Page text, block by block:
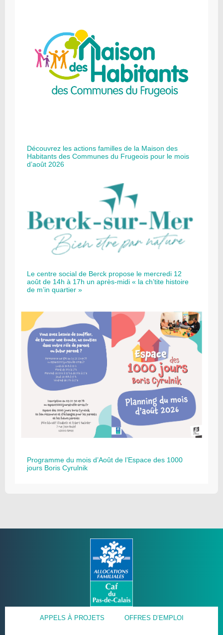
Découvrez les actions familles de la Maison des
Habitants des Communes du Frugeois pour le mois
d’août 2026
Le centre social de Berck propose le mercredi 12
août de 14h à 17h un après-midi « la ch’tite histoire
de m’in quartier »
Programme du mois d’Août de l’Espace des 1000
jours Boris Cyrulnik
APPELS À PROJETS OFFRES D’EMPLOI